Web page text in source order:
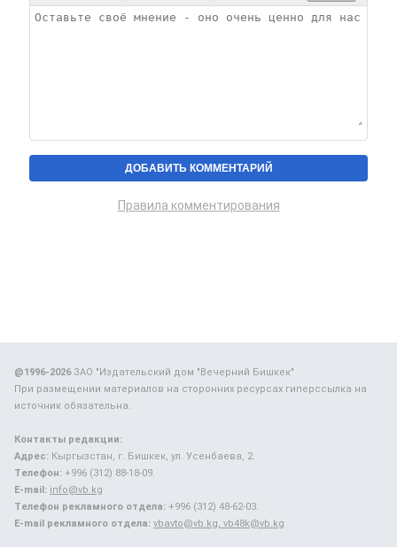
Правила комментирования
@1996-2026ЗАО "Издательский дом "Вечерний Бишкек"
При размещении материалов на сторонних ресурсах гиперссылка на
источник обязательна.
Контакты редакции:
Адрес: Кыргызстан, г. Бишкек, ул. Усенбаева, 2.
Телефон: +996 (312) 88-18-09.
E-mail: info@vb.kg
Телефон рекламного отдела: +996 (312) 48-62-03.
E-mail рекламного отдела: vbavto@vb.kg, vb48k@vb.kg